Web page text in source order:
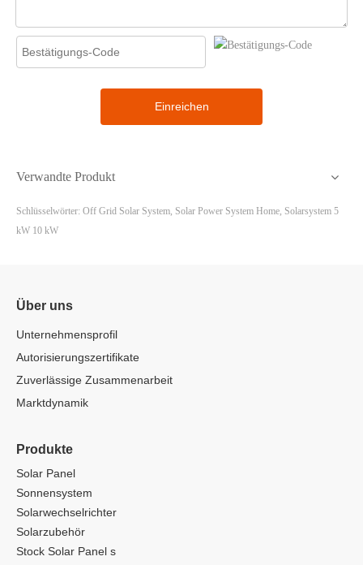
Einreichen
Verwandte Produkt
Schlüsselwörter: Off Grid Solar System, Solar Power System Home, Solarsystem 5
kW 10 kW
Über uns
Unternehmensprofil
Autorisierungszertifikate
Zuverlässige Zusammenarbeit
Marktdynamik
Produkte
Solar Panel
Sonnensystem
Solarwechselrichter
Solarzubehör
Stock Solar Panel s